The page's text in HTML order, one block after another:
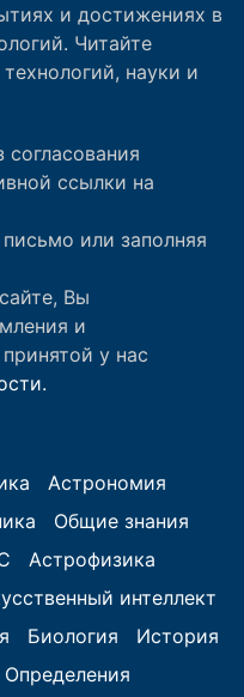
и достижениях в
Читайте
науки и
согласования
ссылки на
или заполняя
Вы
и
у нас
Астрономия
Общие знания
Астрофизика
интеллект
Биология
История
Определения